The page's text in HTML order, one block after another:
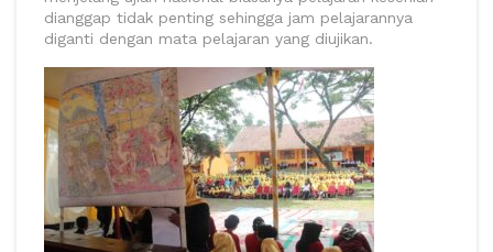
dianggap tidak penting sehingga jam pelajarannya
diganti dengan mata pelajaran yang diujikan.